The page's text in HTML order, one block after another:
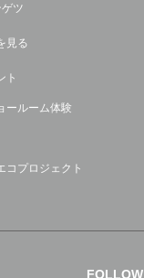
ツ
見る
ト
ールーム体験
コプロジェクト
FOLLOW